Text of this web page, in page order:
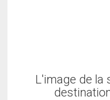
L'image de la